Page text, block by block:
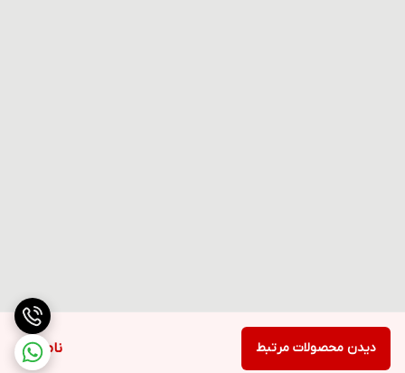
ناموجود دیدن محصولات مرتبط